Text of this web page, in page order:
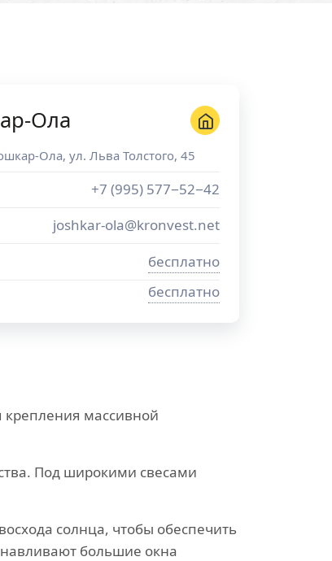
Ола
Ола, ул. Льва Толстого, 45
+7 (995) 577−52−42
joshkar-ola@kronvest.net
бесплатно
бесплатно
массивной
Под широкими свесами
солнца, чтобы обеспечить
большие окна